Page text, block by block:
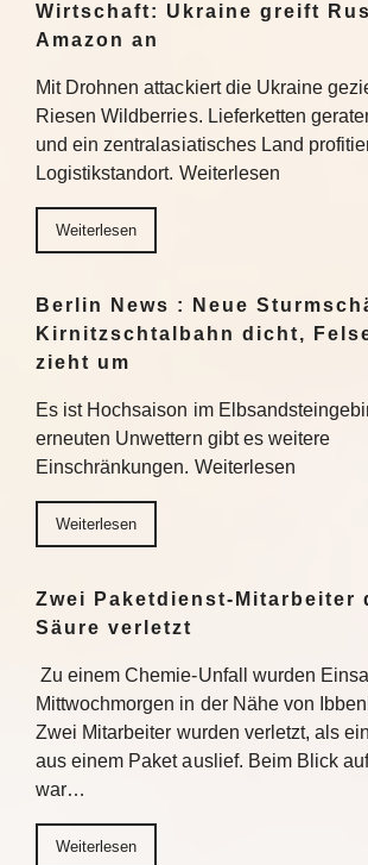
Wirtschaft: Ukraine greift
Amazon an
Mit Drohnen attackiert die Ukraine
Riesen Wildberries. Lieferketten
und ein zentralasiatisches Land
Logistikstandort. Weiterlesen
Weiterlesen
Berlin News : Neue
Kirnitzschtalbahn dicht,
zieht um
Es ist Hochsaison im
erneuten Unwettern gibt es weitere
Einschränkungen. Weiterlesen
Weiterlesen
Zwei Paketdienst-Mitarbeiter
Säure verletzt
Zu einem Chemie-Unfall wurden
Mittwochmorgen in der Nähe von
Zwei Mitarbeiter wurden verletzt, als
aus einem Paket auslief. Beim Blick
war…
Weiterlesen